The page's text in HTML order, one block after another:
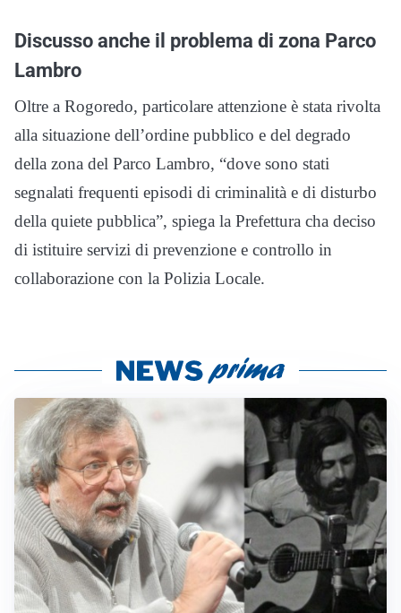
Discusso anche il problema di zona Parco
Lambro
Oltre a Rogoredo, particolare attenzione è stata rivolta
alla situazione dell’ordine pubblico e del degrado
della zona del Parco Lambro, “dove sono stati
segnalati frequenti episodi di criminalità e di disturbo
della quiete pubblica”, spiega la Prefettura cha deciso
di istituire servizi di prevenzione e controllo in
collaborazione con la Polizia Locale.